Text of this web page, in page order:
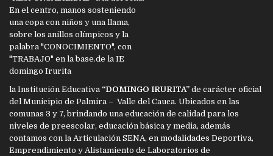
la Institución Educativa “DOMINGO IRURITA” de carácter oficial
del Municipio de Palmira – Valle del Cauca. Ubicados en las
comunas 3 y 7, brindando una educación de calidad para los
niveles de preescolar, educación básica y media, además
contamos con la Articulación SENA, en modalidades Deportiva,
Emprendimiento y Alistamiento de Laboratorios de